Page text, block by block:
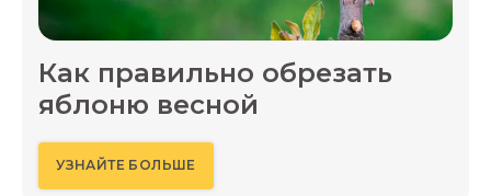
Как правильно обрезать
яблоню весной
УЗНАЙТЕ БОЛЬШЕ